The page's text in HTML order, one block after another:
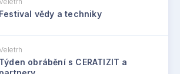
Festival vědy a techniky
Týden obrábění s CERATIZIT a